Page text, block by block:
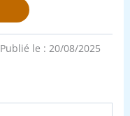
Publié le : 20/08/2025